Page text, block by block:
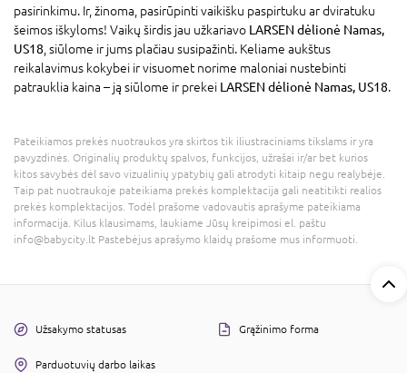
pasirinkimu. Ir, žinoma, pasirūpinti vaikišku paspirtuku ar dviratuku
šeimos iškyloms! Vaikų širdis jau užkariavo LARSEN dėlionė Namas,
US18 , siūlome ir jums plačiau susipažinti. Keliame aukštus
reikalavimus kokybei ir visuomet norime maloniai nustebinti
patrauklia kaina – ją siūlome ir prekei LARSEN dėlionė Namas, US18.
Pateikiamos prekės nuotraukos yra skirtos tik iliustraciniams tikslams ir yra
pavyzdinės. Originalių produktų spalvos, funkcijos, užrašai ir/ar bet kurios
kitos savybės dėl savo vizualinių ypatybių gali atrodyti kitaip negu realybėje.
Taip pat nuotraukoje pateikiama prekės komplektacija gali neatitikti realios
prekės komplektacijos. Todėl prašome vadovautis aprašyme pateikiama
informacija. Kilus klausimams, laukiame Jūsų kreipimosi el. paštu
info@babycity.lt Pastebėjus aprašymo klaidų prašome mus informuoti.
Užsakymo statusas Grąžinimo forma
Parduotuvių darbo laikas